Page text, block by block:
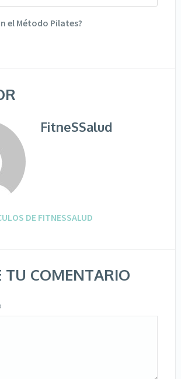
el Método Pilates?
FitneSSalud
DE FITNESSALUD
TU COMENTARIO